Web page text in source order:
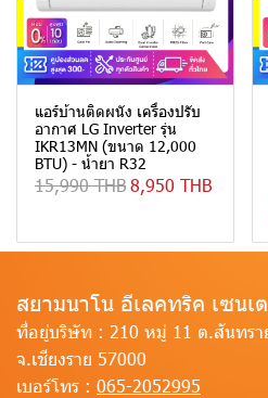
แอร์บ้านติดผนัง เครื่องปรับ
อากาศ LG Inverter รุ่น
IKR13MN (ขนาด 12,000
BTU) - น้ำยา R32
15,990 THB8,950 THB
สยามนาโน อีเลคทริค เซนเ
ที่อยู่บริษัท : 210 หมู่ 11 ต.สันทรา
จ.เชียงราย 57000
เบอร์โทร : 065-2052995